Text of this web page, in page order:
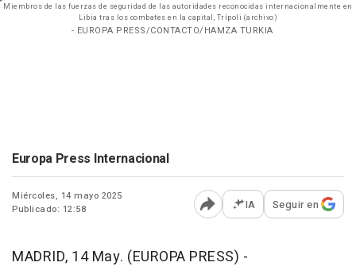
Miembros de las fuerzas de seguridad de las autoridades reconocidas internacionalmente en
Libia tras los combates en la capital, Trípoli (archivo)
- EUROPA PRESS/CONTACTO/HAMZA TURKIA
Europa Press Internacional
Miércoles, 14 mayo 2025
Publicado: 12:58
Abrir opciones para
IA Seguir en
MADRID, 14 May. (EUROPA PRESS) -